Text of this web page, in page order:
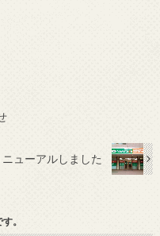
ューアルしました
。